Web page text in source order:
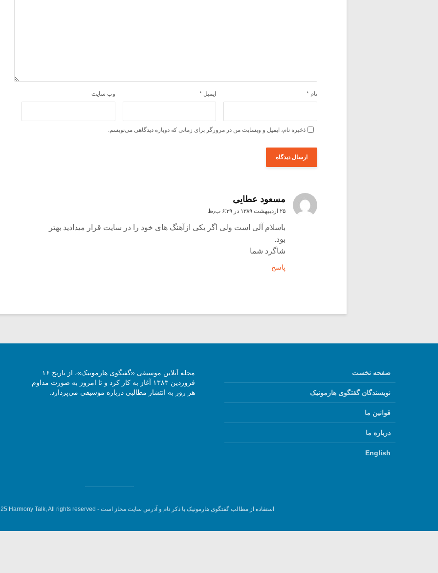
نام * ایمیل * وب‌ سایت
ذخیره نام، ایمیل و وبسایت من در مرورگر برای زمانی که دوباره دیدگاهی می‌نویسم.
مسعود عطایی
۲۵ اردیبهشت ۱۳۸۹ در ۶:۳۹ ب٫ظ
باسلام آلی است ولی اگر یکی ازآهنگ های خود را در سایت قرار میدادید بهتر
بود.
شاگرد شما
پاسخ
صفحه نخست
نویسندگان گفتگوی هارمونیک
قوانین ما
درباره ما
English
مجله آنلاین موسیقی «گفتگوی هارمونیک»، از تاریخ ۱۶
فروردین ۱۳۸۳ آغاز به کار کرد و تا امروز به صورت مداوم
هر روز به انتشار مطالبی درباره موسیقی می‌پردازد.
استفاده از مطالب گفتگوی هارمونیک با ذکر نام و آدرس سایت مجاز است - Harmony Talk, All rights reserved.